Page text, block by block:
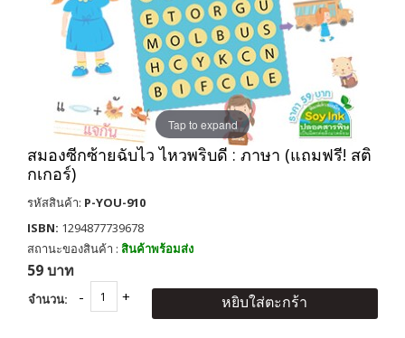
Tap to expand
สมองซีกซ้ายฉับไว ไหวพริบดี : ภาษา (แถมฟรี! สติ
กเกอร์)
รหัสสินค้า: P-YOU-910
ISBN: 1294877739678
สถานะของสินค้า : สินค้าพร้อมส่ง
59 บาท
จำนวน: หยิบใส่ตะกร้า